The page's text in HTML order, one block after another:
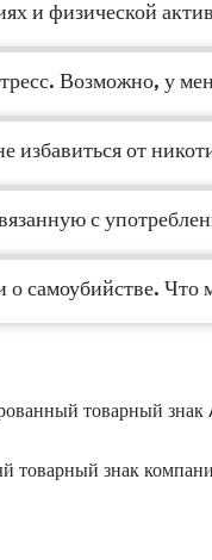
и физической
Возможно, у
от
с
самоубийстве. Что
товарный
товарный знак